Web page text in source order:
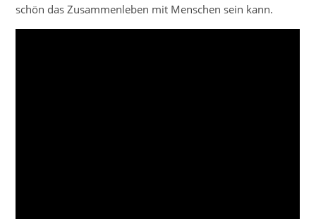
schön das Zusammenleben mit Menschen sein kann.